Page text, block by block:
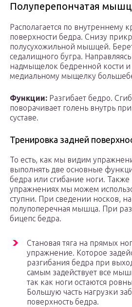
Полуперепончатая
Располагается по внутреннему
поверхности бедра. Снизу
полусухожильной мышцей.
седалищного бугра.
надмыщелок бедренной кости и
медиальному мыщелку
Функции: Разгибает бедро.
поворачивает голень внутрь
суставе.
Тренировка задней
То есть, как мы видим
выполнять две основные
бедра или сгибание ноги.
упражнениях мы можем
ступни. При сведении носков,
полупоперечная мышца. При
бицепс бедра.
Становая тяга на прямых
упражнение. Которое
разгибания бедра при
самым задействует все
так как ноги остаются
Большую часть нагрузки
поверхность бедра.